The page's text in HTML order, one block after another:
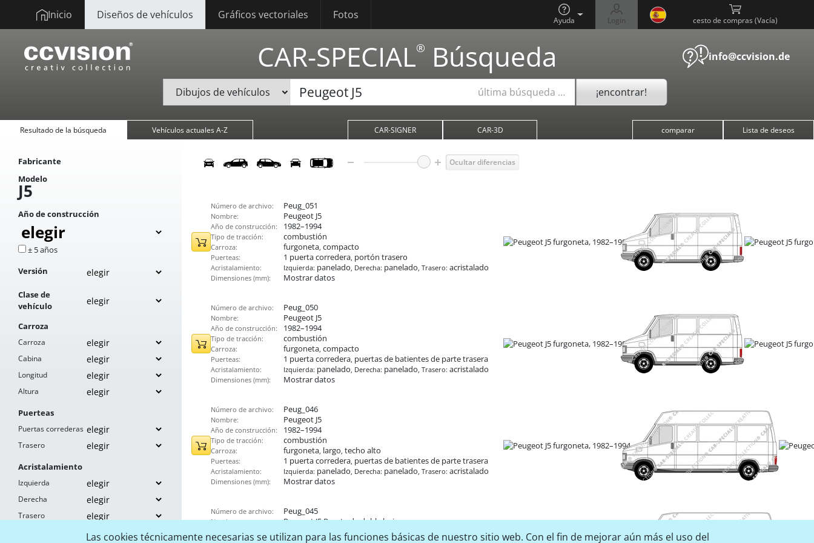
Las cookies técnicamente necesarias se utilizan para las funciones básicas de nuestro sitio web. Con el fin de mejorar aún más el uso del
Inicio Diseños de vehículos Gráficos vectoriales Fotos Ayuda Login cesto de compras ( )
CAR-SPECIAL® Búsqueda info@ccvision.de
última búsqueda … ¡encontrar!
Resultado de la búsqueda Vehículos actuales A-Z CAR-SIGNER CAR-3D comparar Lista de deseos
Fabricante
Modelo
J5
Año de construcción
± 5 años
Versión
Clase de
vehículo
Carroza
Carroza
Cabina
Longitud
Altura
Puerteas
Puertas correderas
Trasero
Acristalamiento
Izquierda
Derecha
Trasero
Ocultar diferencias
Número de archivo: Peug_051
Nombre: Peugeot J5
Año de construcción: 1982–1994
Tipo de tracción: combustión
Carroza: furgoneta, compacto
Puerteas: 1 puerta corredera, portón trasero
Acristalamiento: Izquierda: panelado, Derecha: panelado, Trasero: acristalado
Dimensiones (mm): Mostrar datos
Número de archivo: Peug_050
Nombre: Peugeot J5
Año de construcción: 1982–1994
Tipo de tracción: combustión
Carroza: furgoneta, compacto
Puerteas: 1 puerta corredera, puertas de batientes de parte trasera
Acristalamiento: Izquierda: panelado, Derecha: panelado, Trasero: acristalado
Dimensiones (mm): Mostrar datos
Número de archivo: Peug_046
Nombre: Peugeot J5
Año de construcción: 1982–1994
Tipo de tracción: combustión
Carroza: furgoneta, largo, techo alto
Puerteas: 1 puerta corredera, puertas de batientes de parte trasera
Acristalamiento: Izquierda: panelado, Derecha: panelado, Trasero: acristalado
Dimensiones (mm): Mostrar datos
Número de archivo: Peug_045
Nombre: Peugeot J5Puerta de doble hoja
Año de construcción: 1982–1994